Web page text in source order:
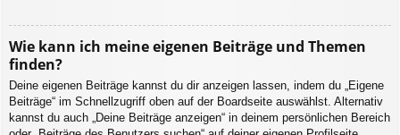
Wie kann ich meine eigenen Beiträge und Themen
finden?
Deine eigenen Beiträge kannst du dir anzeigen lassen, indem du „Eigene
Beiträge“ im Schnellzugriff oben auf der Boardseite auswählst. Alternativ
kannst du auch „Deine Beiträge anzeigen“ in deinem persönlichen Bereich